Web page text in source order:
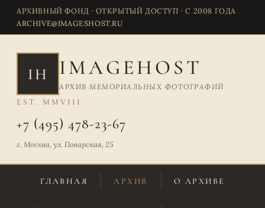
АРХИВНЫЙ ФОНД · ОТКРЫТЫЙ ДОСТУП · С 2008 ГОДА
ARCHIVE@IMAGESHOST.RU
IH IMAGEHOST
АРХИВ МЕМОРИАЛЬНЫХ ФОТОГРАФИЙ
EST. MMVIII
+7 (495) 478-23-67
г. Москва, ул. Поварская, 25
ГЛАВНАЯ АРХИВ О АРХИВЕ